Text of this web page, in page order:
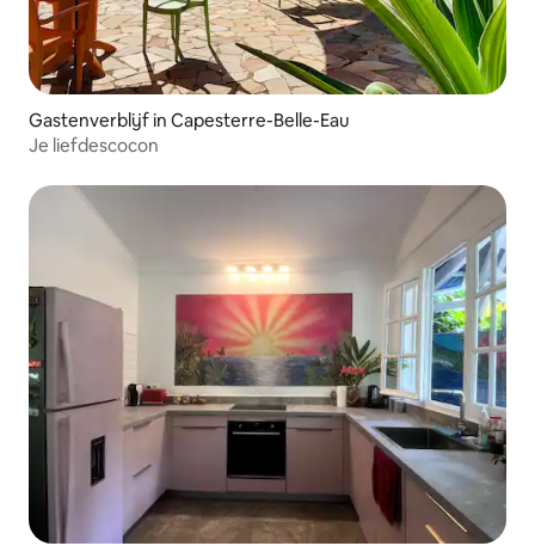
Gastenverblijf in Capesterre-Belle-Eau
Je liefdescocon